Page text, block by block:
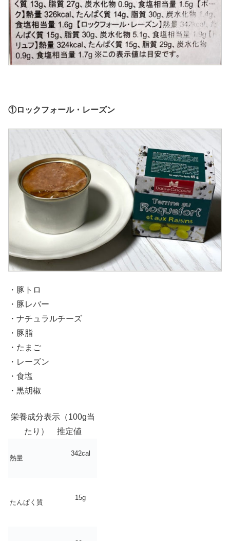
①ロックフォール・レーズン
・豚トロ
・豚レバー
・ナチュラルチーズ
・豚脂
・たまご
・レーズン
・食塩
・黒胡椒
栄養成分表示（100g当
たり） 推定値
熱量
342cal
たんぱく質
15g